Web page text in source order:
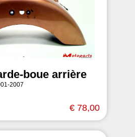
boue arrière
2007
€ 78,00